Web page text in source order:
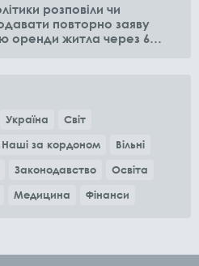
розповіли чи
повторно заяву
оренди житла через 6
Україна
Світ
Наші за кордоном
Вільні
Законодавство
Освіта
Медицина Фінанси